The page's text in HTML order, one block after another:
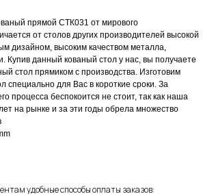
прямой СТК031 от мирового
от столов других производителей высокой
дизайном, высоким качеством металла,
Купив данный кованый стол у нас, вы получаете
стол прямиком с производства. Изготовим
специально для Вас в короткие сроки. За
процесса беспокоится не стоит, так как наша
на рынке и за эти годы обрела множество
удобные способы оплаты заказов: